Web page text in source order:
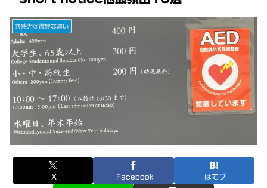
共感力＠微妙な違い
X Facebook はてブ